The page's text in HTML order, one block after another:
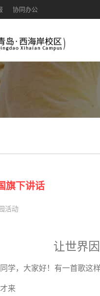
协同办公
旗下讲话
活动
让世界
，大家好！有一首歌这样
来